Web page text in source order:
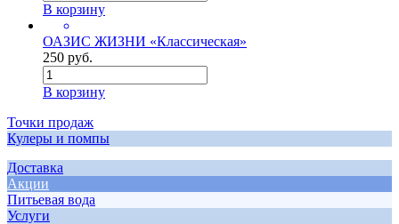
В корзину
ОАЗИС ЖИЗНИ «Классическая»
250 руб.
В корзину
Точки продаж
Кулеры и помпы
Доставка
Акции
Питьевая вода
Услуги